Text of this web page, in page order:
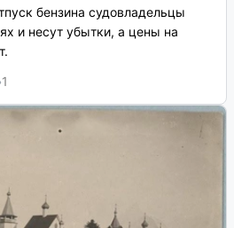
бензина судовладельцы
и несут убытки, а цены на
1